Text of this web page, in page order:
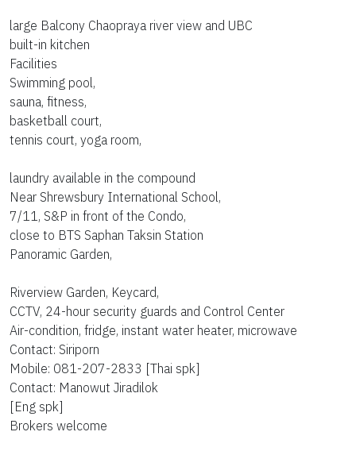
large Balcony Chaopraya river view and UBC
built-in kitchen
Facilities
Swimming pool,
sauna, fitness,
basketball court,
tennis court, yoga room,
laundry available in the compound
Near Shrewsbury International School,
7/11, S&P in front of the Condo,
close to BTS Saphan Taksin Station
Panoramic Garden,
Riverview Garden, Keycard,
CCTV, 24-hour security guards and Control Center
Air-condition, fridge, instant water heater, microwave
Contact: Siriporn
Mobile: 081-207-2833 [Thai spk]
Contact: Manowut Jiradilok
[Eng spk]
Brokers welcome